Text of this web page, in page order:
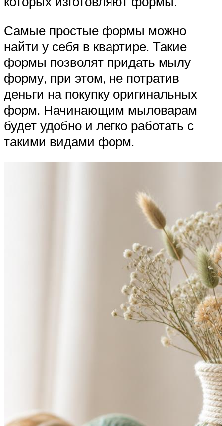
Самые простые формы можно
найти у себя в квартире. Такие
формы позволят придать мылу
форму, при этом, не потратив
деньги на покупку оригинальных
форм. Начинающим мыловарам
будет удобно и легко работать с
такими видами форм.